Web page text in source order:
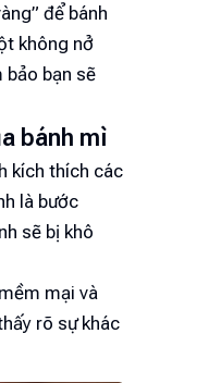
để bánh
không nở
bảo bạn sẽ
bánh mì
kích thích các
là bước
sẽ bị khô
mại và
rõ sự khác